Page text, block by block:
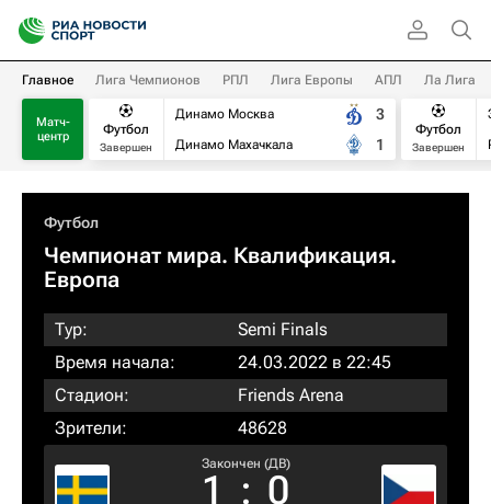
Главное Лига Чемпионов РПЛ Лига Европы АПЛ Ла Лига
Матч-
центр
Футбол
Завершен
Динамо Москва
Динамо Махачкала
3
1
Футбол
Завершен
Футбол
Чемпионат мира. Квалификация.
Европа
Тур:
Semi Finals
Время начала:
24.03.2022 в 22:45
Стадион:
Friends Arena
Зрители:
48628
Закончен (ДВ)
1 : 0